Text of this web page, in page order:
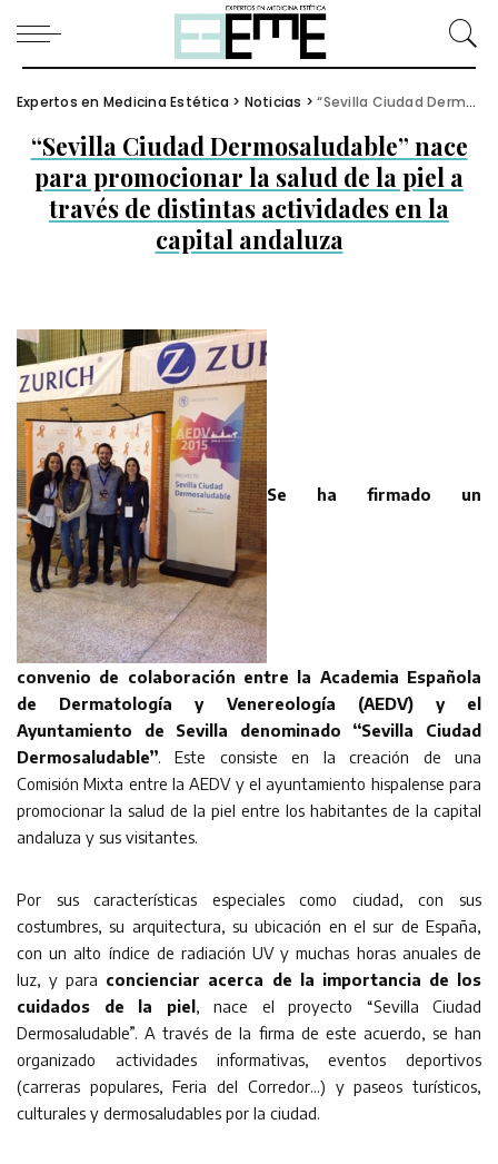
Expertos en Medicina Estética > Noticias >“Sevilla Ciudad Dermosaludable” nace para promocionar la salud de la piel a través de distintas actividades en la capital andaluza
“Sevilla Ciudad Dermosaludable” nace
para promocionar la salud de la piel a
través de distintas actividades en la
capital andaluza
Se ha firmado un
convenio de colaboración entre la Academia Española
de Dermatología y Venereología (AEDV) y el
Ayuntamiento de Sevilla denominado “Sevilla Ciudad
Dermosaludable”. Este consiste en la creación de una
Comisión Mixta entre la AEDV y el ayuntamiento hispalense para
promocionar la salud de la piel entre los habitantes de la capital
andaluza y sus visitantes.
Por sus características especiales como ciudad, con sus
costumbres, su arquitectura, su ubicación en el sur de España,
con un alto índice de radiación UV y muchas horas anuales de
luz, y para concienciar acerca de la importancia de los
cuidados de la piel, nace el proyecto “Sevilla Ciudad
Dermosaludable”. A través de la firma de este acuerdo, se han
organizado actividades informativas, eventos deportivos
(carreras populares, Feria del Corredor…) y paseos turísticos,
culturales y dermosaludables por la ciudad.